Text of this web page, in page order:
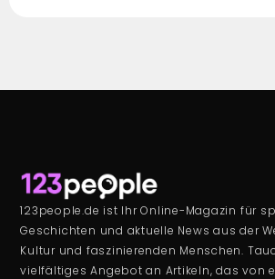
123people.de ist Ihr Online-Magazin für
Geschichten und aktuelle News aus der
Kultur und faszinierenden Menschen.
vielfältiges Angebot an Artikeln, das von